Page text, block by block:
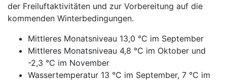
der Freiluftaktivitäten und zur Vorbereitung auf die
kommenden Winterbedingungen.
Mittleres Monatsniveau 13,0 °C im September
Mittleres Monatsniveau 4,8 °C im Oktober und
-2,3 °C im November
Wassertemperatur 13 °C im September, 7 °C im